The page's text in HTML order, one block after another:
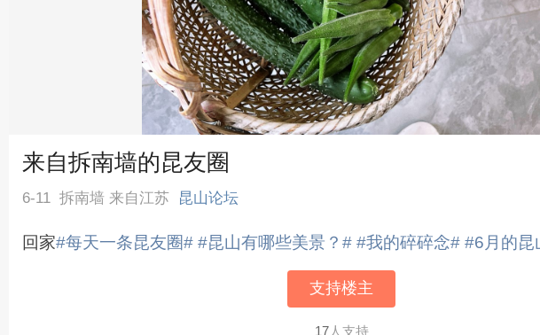
来自拆南墙的昆友圈
6-11 拆南墙 来自江苏 昆山论坛
回家#每天一条昆友圈# #昆山有哪些美景？# #我的碎碎念# #6月的昆
支持楼主
17人支持